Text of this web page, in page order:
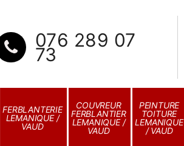
076 289 07
73
FERBLANTERIE
LEMANIQUE /
VAUD
COUVREUR
FERBLANTIER
LEMANIQUE /
VAUD
PEINTURE
TOITURE
LEMANIQUE
/ VAUD